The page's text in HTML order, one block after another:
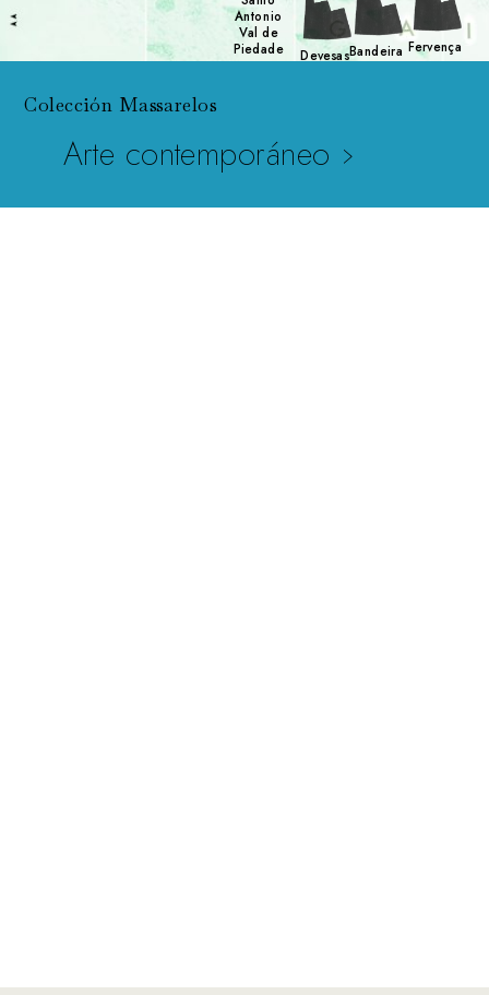
Antonio
Val de
Piedade
Fervença
Bandeira
Devesas
Colección Massarelos
Arte contemporáneo